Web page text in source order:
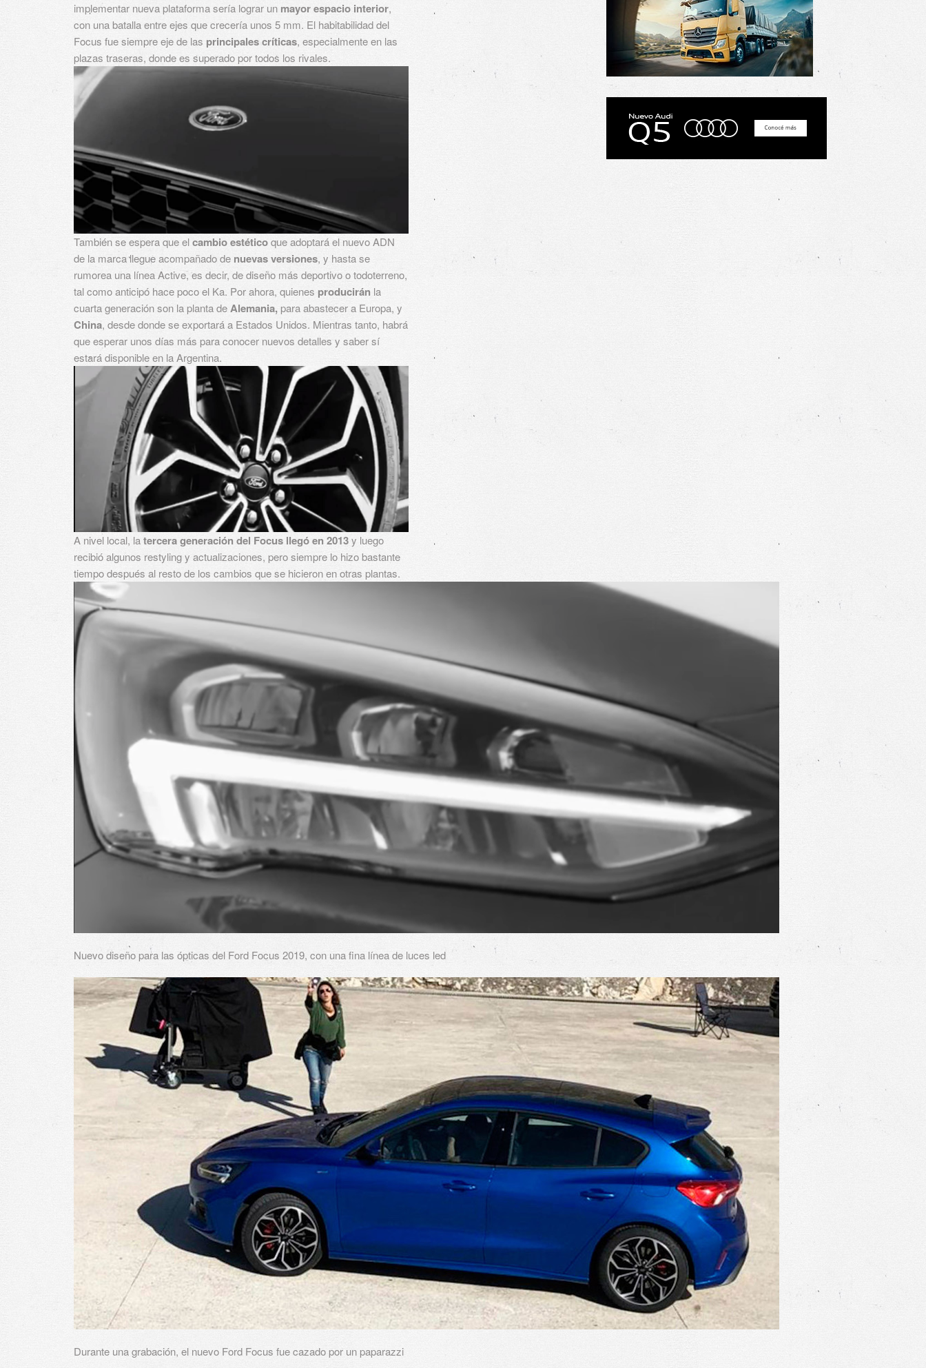
implementar nueva plataforma sería lograr un mayor espacio interior,
con una batalla entre ejes que crecería unos 5 mm. El habitabilidad del
Focus fue siempre eje de las principales críticas, especialmente en las
plazas traseras, donde es superado por todos los rivales.
También se espera que elcambio estéticoque adoptará el nuevo ADN
de la marca llegue acompañado de nuevas versiones, y hasta se
rumorea una línea Active, es decir, de diseño más deportivo o todoterreno,
tal como anticipó hace poco el Ka. Por ahora, quienes producirán la
cuarta generación son la planta deAlemania,para abastecer a Europa, y
China, desde donde se exportará a Estados Unidos. Mientras tanto, habrá
que esperar unos días más para conocer nuevos detalles y saber sí
estará disponible en la Argentina.
A nivel local, latercera generación del Focus llegó en 2013y luego
recibió algunos restyling y actualizaciones, pero siempre lo hizo bastante
tiempo después al resto de los cambios que se hicieron en otras plantas.
Nuevo diseño para las ópticas del Ford Focus 2019, con una fina línea de luces led
Durante una grabación, el nuevo Ford Focus fue cazado por un paparazzi